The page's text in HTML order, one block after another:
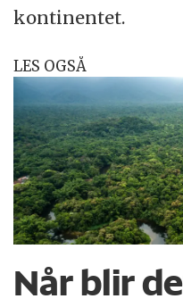
kontinentet.
LES OGSÅ
Når blir